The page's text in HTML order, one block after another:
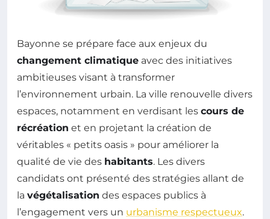
Bayonne se prépare face aux enjeux du
changement climatique avec des initiatives
ambitieuses visant à transformer
l’environnement urbain. La ville renouvelle divers
espaces, notamment en verdisant les cours de
récréation et en projetant la création de
véritables « petits oasis » pour améliorer la
qualité de vie des habitants. Les divers
candidats ont présenté des stratégies allant de
la végétalisation des espaces publics à
l’engagement vers un urbanisme respectueux.